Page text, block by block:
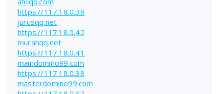
https://117.18.0.39
jurusqq.net
https://117.18.0.42
murahqq.net
https://117.18.0.41
maindomino99.com
https://117.18.0.38
masterdomino99.com